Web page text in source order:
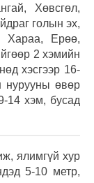
Хөвсгөл,
голын эх,
Хараа, Ерөө,
2 хэмийн
хэсгээр 16-
нурууны өвөр
14 хэм, бусад
ялимгүй хур
5-10 метр,